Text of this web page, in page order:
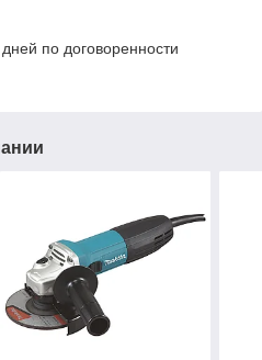
по договоренности